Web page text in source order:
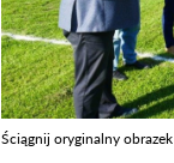
Ściągnij oryginalny obrazek